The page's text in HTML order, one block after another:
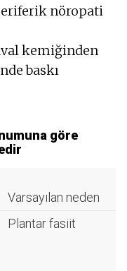
nöropati
kemiğinden
baskı
göre
Varsayılan neden
Plantar fasiit